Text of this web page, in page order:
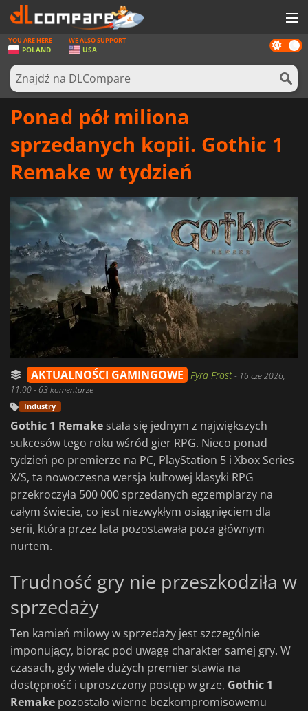
GRY
KARTY DO GIER
OPROGRAMOWANIE
SPRZĘT KOMPUTEROWY
ZALOGUJ SIĘ LUB ZAREJESTRUJ
Dark
mode
YOU ARE HERE
POLAND
WE ALSO SUPPORT
USA
Ponad pół miliona
sprzedanych kopii. Gothic 1
Remake w tydzień
AKTUALNOŚCI GAMINGOWE Fyra Frost- 16 cze 2026,
11:00- 63 komentarze
Industry
Gothic 1 Remake stała się jednym z największych
sukcesów tego roku wśród gier RPG. Nieco ponad
tydzień po premierze na PC, PlayStation 5 i Xbox Series
X/S, ta nowoczesna wersja kultowej klasyki RPG
przekroczyła 500 000 sprzedanych egzemplarzy na
całym świecie, co jest niezwykłym osiągnięciem dla
serii, która przez lata pozostawała poza głównym
nurtem.
Trudność gry nie przeszkodziła w
sprzedaży
Ten kamień milowy w sprzedaży jest szczególnie
imponujący, biorąc pod uwagę charakter samej gry. W
czasach, gdy wiele dużych premier stawia na
dostępność i uproszczony postęp w grze, Gothic 1
Remake pozostało wierne bezkompromisowemu